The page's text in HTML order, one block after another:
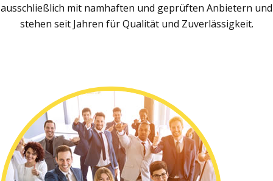
ausschließlich mit namhaften und geprüften Anbietern und
stehen seit Jahren für Qualität und Zuverlässigkeit.